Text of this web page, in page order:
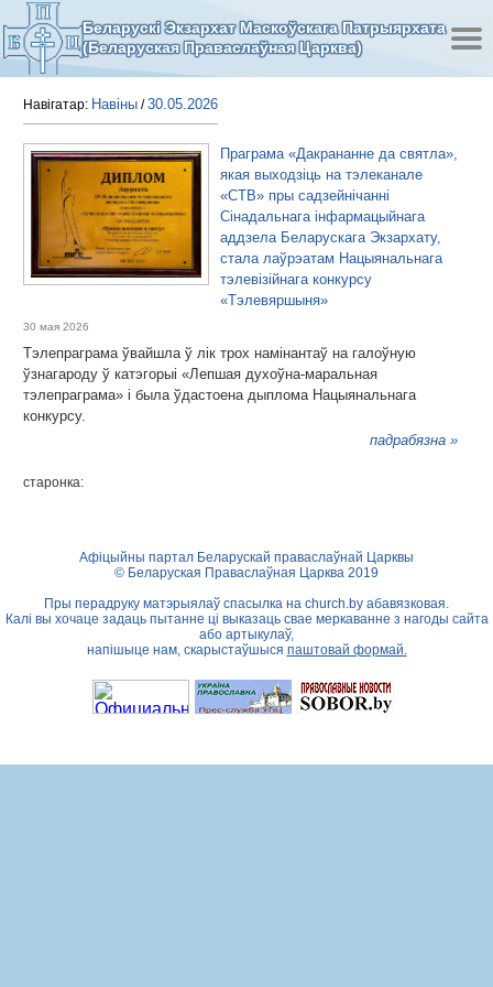
Беларускі Экзархат Маскоўскага Патрыярхата
(Беларуская Праваслаўная Царква)
Навігатар: Навіны /30.05.2026
Праграма «Дакрананне да святла»,
якая выходзіць на тэлеканале
«СТВ» пры садзейнічанні
Сінадальнага інфармацыйнага
аддзела Беларускага Экзархату,
стала лаўрэатам Нацыянальнага
тэлевізійнага конкурсу
«Тэлевяршыня»
30 мая 2026
Тэлепраграма ўвайшла ў лік трох намінантаў на галоўную
ўзнагароду ў катэгорыі «Лепшая духоўна-маральная
тэлепраграма» і была ўдастоена дыплома Нацыянальнага
конкурсу.
падрабязна »
старонка:
Афіцыйны партал Беларускай праваслаўнай Царквы
© Беларуская Праваслаўная Царква 2019
Пры перадруку матэрыялаў спасылка на church.by абавязковая.
Калі вы хочаце задаць пытанне ці выказаць свае меркаванне з нагоды сайта
або артыкулаў,
напішыце нам, скарыстаўшыся паштовай формай.